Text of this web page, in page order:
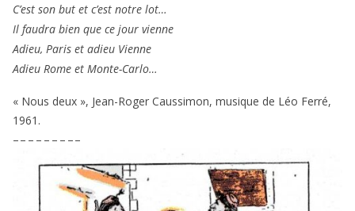
C’est son but et c’est notre lot…
Il fau­dra bien que ce jour vienne
Adieu, Paris et adieu Vienne
Adieu Rome et Monte-Carlo…
« Nous deux », Jean-Roger Caussimon, musique de Léo Ferré,
1961 .
– – – – – – – – –